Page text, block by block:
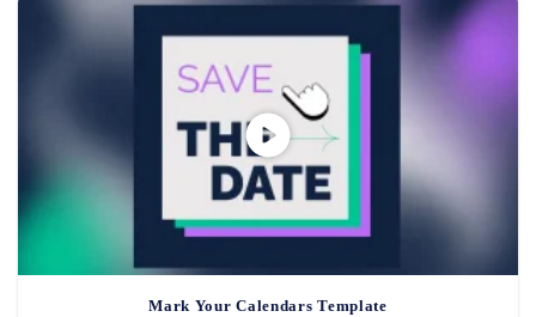
Mark Your Calendars Template